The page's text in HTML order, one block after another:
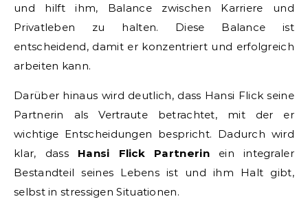
und hilft ihm, Balance zwischen Karriere und
Privatleben zu halten. Diese Balance ist
entscheidend, damit er konzentriert und erfolgreich
arbeiten kann.
Darüber hinaus wird deutlich, dass Hansi Flick seine
Partnerin als Vertraute betrachtet, mit der er
wichtige Entscheidungen bespricht. Dadurch wird
klar, dass Hansi Flick Partnerinein integraler
Bestandteil seines Lebens ist und ihm Halt gibt,
selbst in stressigen Situationen.